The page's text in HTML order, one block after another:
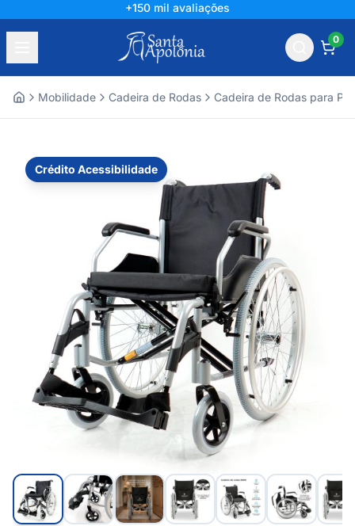
+150 mil avaliações
0
Mobilidade Cadeira de Rodas Cadeira de Rodas para
Crédito Acessibilidade